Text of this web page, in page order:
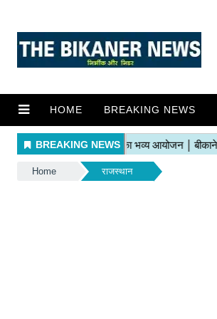
HOME BREAKING NEWS
Home राजस्थान